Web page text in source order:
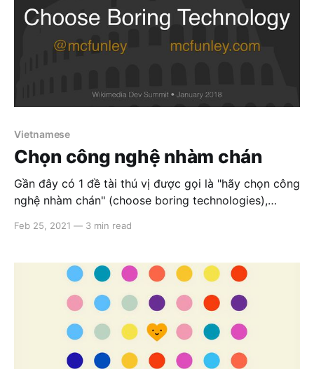
Vietnamese
Chọn công nghệ nhàm chán
Gần đây có 1 đề tài thú vị được gọi là "hãy chọn công
nghệ nhàm chán" (choose boring technologies),
nghệ nhàm chán ổn định, ít lỗi, scale tốt và có cộng
Feb 25, 2021 — 3 min read